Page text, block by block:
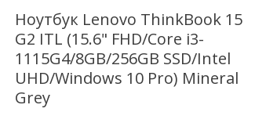
Ноутбук Lenovo ThinkBook 15
G2 ITL (15.6" FHD/Core i3-
1115G4/8GB/256GB SSD/Intel
UHD/Windows 10 Pro) Mineral
Grey